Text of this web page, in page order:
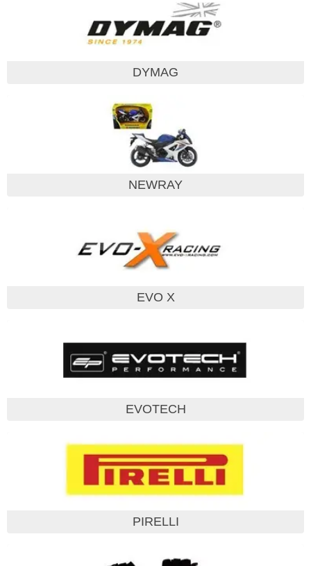
DYMAG
NEWRAY
EVO X
EVOTECH
PIRELLI